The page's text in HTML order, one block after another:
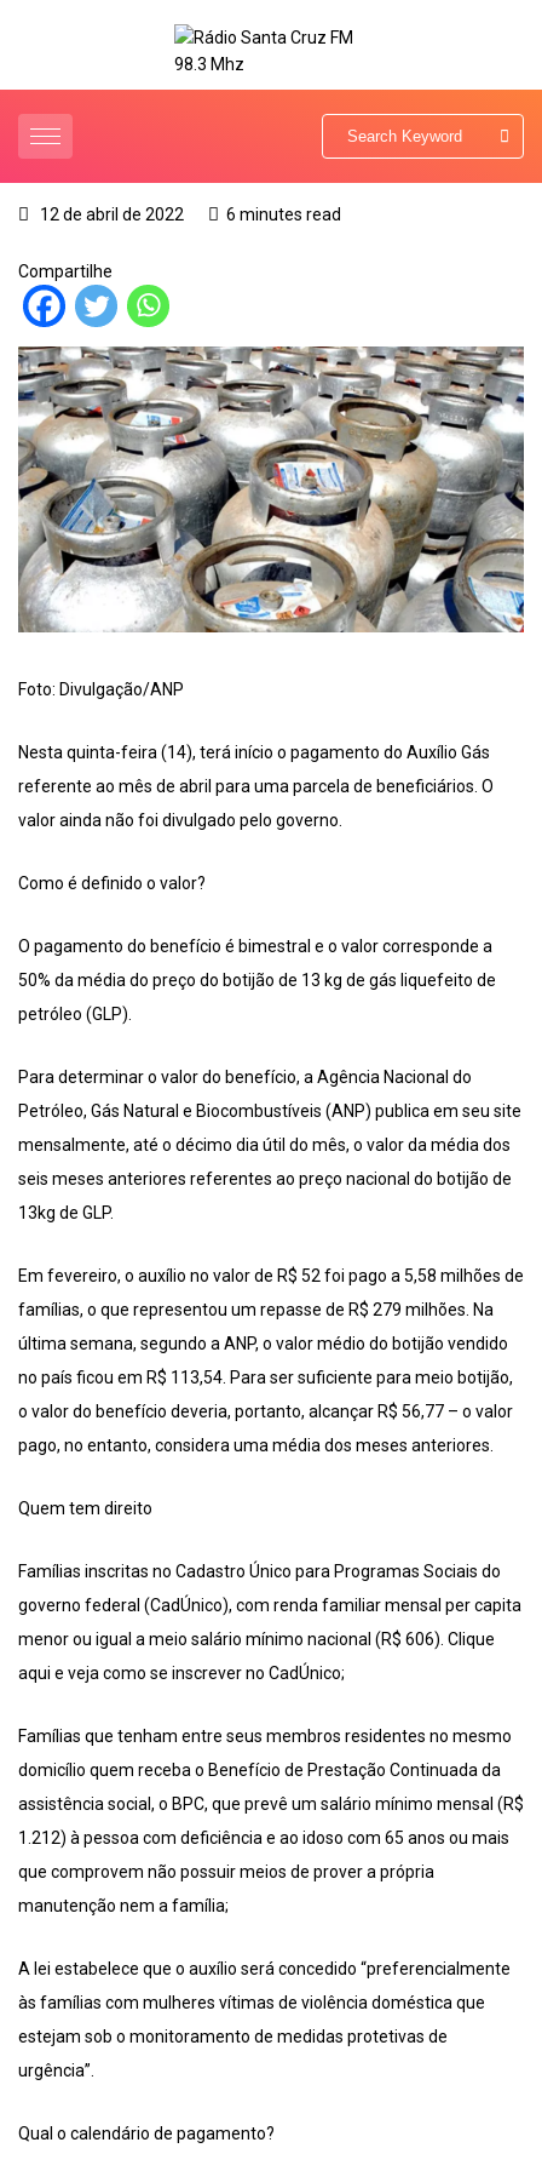
12 de abril de 2022 6 minutes read
Compartilhe
Foto: Divulgação/ANP
Nesta quinta-feira (14), terá início o pagamento do Auxílio Gás
referente ao mês de abril para uma parcela de beneficiários. O
valor ainda não foi divulgado pelo governo.
Como é definido o valor?
O pagamento do benefício é bimestral e o valor corresponde a
50% da média do preço do botijão de 13 kg de gás liquefeito de
petróleo (GLP).
Para determinar o valor do benefício, a Agência Nacional do
Petróleo, Gás Natural e Biocombustíveis (ANP) publica em seu site
mensalmente, até o décimo dia útil do mês, o valor da média dos
seis meses anteriores referentes ao preço nacional do botijão de
13kg de GLP.
Em fevereiro, o auxílio no valor de R$ 52 foi pago a 5,58 milhões de
famílias, o que representou um repasse de R$ 279 milhões. Na
última semana, segundo a ANP, o valor médio do botijão vendido
no país ficou em R$ 113,54. Para ser suficiente para meio botijão,
o valor do benefício deveria, portanto, alcançar R$ 56,77 – o valor
pago, no entanto, considera uma média dos meses anteriores.
Quem tem direito
Famílias inscritas no Cadastro Único para Programas Sociais do
governo federal (CadÚnico), com renda familiar mensal per capita
menor ou igual a meio salário mínimo nacional (R$ 606). Clique
aqui e veja como se inscrever no CadÚnico;
Famílias que tenham entre seus membros residentes no mesmo
domicílio quem receba o Benefício de Prestação Continuada da
assistência social, o BPC, que prevê um salário mínimo mensal (R$
1.212) à pessoa com deficiência e ao idoso com 65 anos ou mais
que comprovem não possuir meios de prover a própria
manutenção nem a família;
A lei estabelece que o auxílio será concedido “preferencialmente
às famílias com mulheres vítimas de violência doméstica que
estejam sob o monitoramento de medidas protetivas de
urgência”.
Qual o calendário de pagamento?